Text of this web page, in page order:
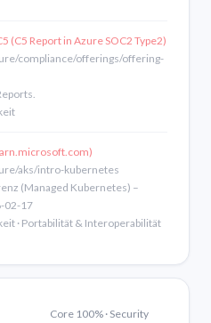
(C5 Report in Azure SOC2 Type2)
compliance/offerings/offering-
aks/intro-kubernetes
(Managed Kubernetes) –
02-17
· Portabilität & Interoperabilität
Core 100% · Security